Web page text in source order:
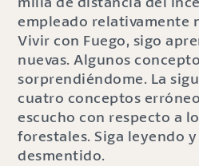
empleado relativamente
Vivir con Fuego, sigo
nuevas. Algunos
sorprendiéndome. La
cuatro conceptos
escucho con respecto a
forestales. Siga leyendo
desmentido.